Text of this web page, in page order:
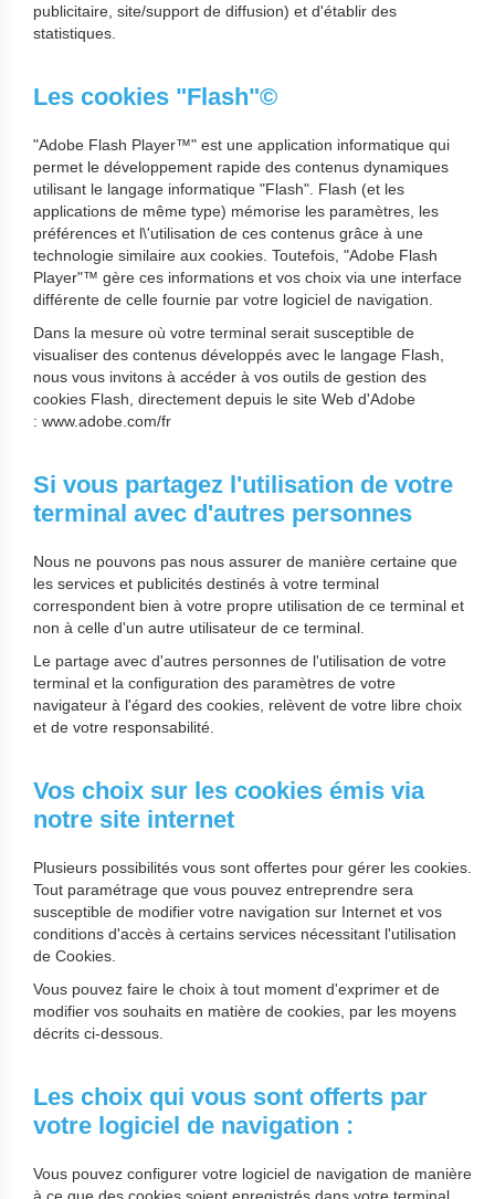
publicitaire, site/support de diffusion) et d'établir des
statistiques.
Les cookies "Flash"©
"Adobe Flash Player™" est une application informatique qui
permet le développement rapide des contenus dynamiques
utilisant le langage informatique "Flash". Flash (et les
applications de même type) mémorise les paramètres, les
préférences et l\'utilisation de ces contenus grâce à une
technologie similaire aux cookies. Toutefois, "Adobe Flash
Player"™ gère ces informations et vos choix via une interface
différente de celle fournie par votre logiciel de navigation.
Dans la mesure où votre terminal serait susceptible de
visualiser des contenus développés avec le langage Flash,
nous vous invitons à accéder à vos outils de gestion des
cookies Flash, directement depuis le site Web d'Adobe
: www.adobe.com/fr
Si vous partagez l'utilisation de votre
terminal avec d'autres personnes
Nous ne pouvons pas nous assurer de manière certaine que
les services et publicités destinés à votre terminal
correspondent bien à votre propre utilisation de ce terminal et
non à celle d'un autre utilisateur de ce terminal.
Le partage avec d'autres personnes de l'utilisation de votre
terminal et la configuration des paramètres de votre
navigateur à l'égard des cookies, relèvent de votre libre choix
et de votre responsabilité.
Vos choix sur les cookies émis via
notre site internet
Plusieurs possibilités vous sont offertes pour gérer les cookies.
Tout paramétrage que vous pouvez entreprendre sera
susceptible de modifier votre navigation sur Internet et vos
conditions d'accès à certains services nécessitant l'utilisation
de Cookies.
Vous pouvez faire le choix à tout moment d'exprimer et de
modifier vos souhaits en matière de cookies, par les moyens
décrits ci-dessous.
Les choix qui vous sont offerts par
votre logiciel de navigation :
Vous pouvez configurer votre logiciel de navigation de manière